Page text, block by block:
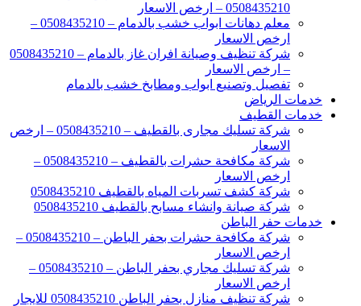
0508435210 – ارخص الاسعار
معلم دهانات ابواب خشب بالدمام – 0508435210 –
ارخص الاسعار
شركة تنظيف وصيانة افران غاز بالدمام – 0508435210
– ارخص الاسعار
تفصيل وتصنيع ابواب ومطابخ خشب بالدمام
خدمات الرياض
خدمات القطيف
شركة تسليك مجارى بالقطيف – 0508435210 – ارخص
الاسعار
شركة مكافحة حشرات بالقطيف – 0508435210 –
ارخص الاسعار
شركة كشف تسربات المياه بالقطيف 0508435210
شركة صيانة وانشاء مسابح بالقطيف 0508435210
خدمات حفر الباطن
شركة مكافحة حشرات بحفر الباطن – 0508435210 –
ارخص الاسعار
شركة تسليك مجاري بحفر الباطن – 0508435210 –
ارخص الاسعار
شركة تنظيف منازل بحفر الباطن 0508435210 للايجار